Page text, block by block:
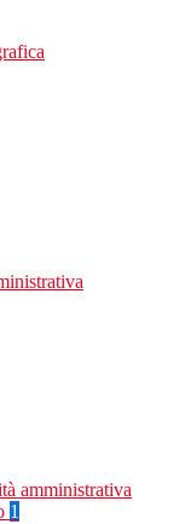
amministrativa
1